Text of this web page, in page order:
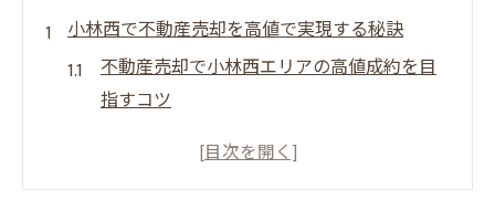
小林西で不動産売却を高値で実現する秘訣
不動産売却で小林西エリアの高値成約を目
指すコツ
地域密着型の不動産売却サービスの強みと